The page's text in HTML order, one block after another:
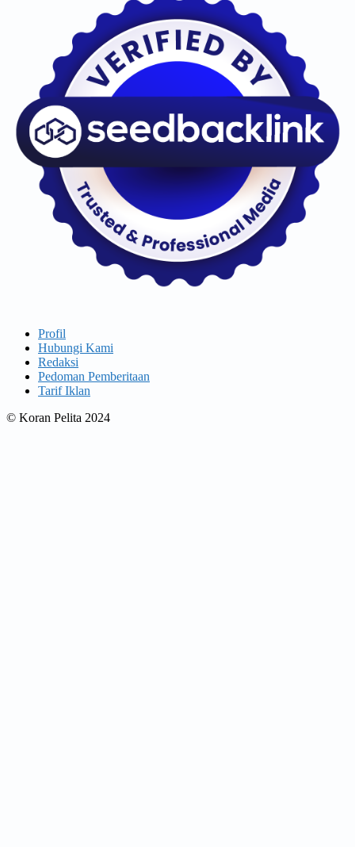
Profil
Hubungi Kami
Redaksi
Pedoman Pemberitaan
Tarif Iklan
© Koran Pelita 2024